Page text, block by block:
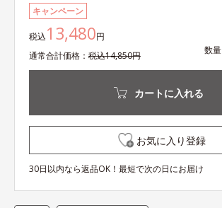
キャンペーン
税込13,480円
通常合計価格： 税込14,850円 数量
カートに入れる
お気に入り登録
30日以内なら返品OK！最短で次の日にお届け